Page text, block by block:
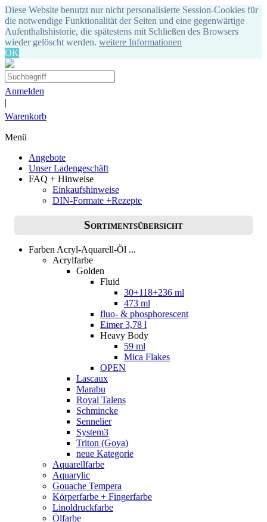
Diese Website benutzt nur nicht personalisierte Session-Cookies für
die notwendige Funktionalität der Seiten und eine gegenwärtige
Aufenthaltshistorie, die spätestens mit Schließen des Browsers
wieder gelöscht werden. weitere Informationen
OK
Anmelden
|
Warenkorb
Menü
Angebote
Unser Ladengeschäft
FAQ + Hinweise
Einkaufshinweise
DIN-Formate +Rezepte
Sortimentsübersicht
Farben Acryl-Aquarell-Öl ...
Acrylfarbe
Golden
Fluid
30+118+236 ml
473 ml
fluo- & phosphorescent
Eimer 3,78 l
Heavy Body
59 ml
Mica Flakes
OPEN
Lascaux
Marabu
Royal Talens
Schmincke
Sennelier
System3
Triton (Goya)
neue Kategorie
Aquarellfarbe
Aquarylic
Gouache Tempera
Körperfarbe + Fingerfarbe
Linoldruckfarbe
Ölfarbe